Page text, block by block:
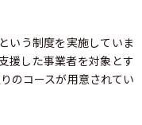
いう制度を実施していま
援した事業者を対象とす
のコースが用意されてい